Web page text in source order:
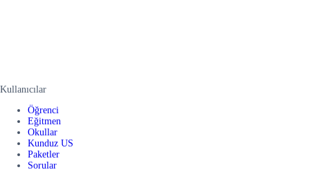
Kullanıcılar
Öğrenci
Eğitmen
Okullar
Kunduz US
Paketler
Sorular